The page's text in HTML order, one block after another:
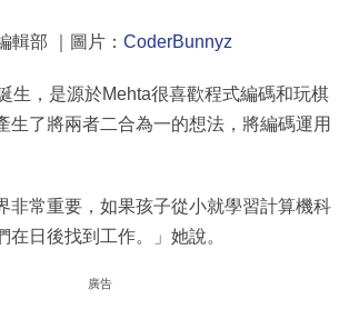
輯部 ｜圖片： CoderBunnyz
生，是源於Mehta很喜歡程式編碼和玩棋
生了將兩者二合為一的想法，將編碼運用
非常重要，如果孩子從小就學習計算機科
在日後找到工作。」她說。
廣告